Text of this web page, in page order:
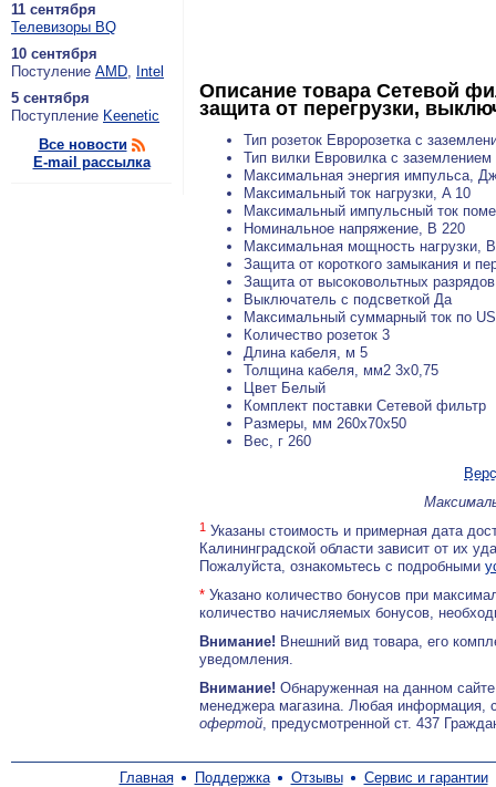
11 сентября
Теле­ви­зо­ры BQ
10 сентября
По­сту­ле­ние AMD, Intel
5 сентября
По­ступ­ле­ние Keenetic
Все новости
E-mail рассылка
Описание товара Сетевой
защита от перегрузки,
Тип розеток Евророзетка с
Тип вилки Евровилка с заземлением
Максимальная энергия импульса,
Максимальный ток нагрузки, A 10
Максимальный импульсный ток
Номинальное напряжение, В 220
Максимальная мощность нагрузки,
Защита от короткого замыкания и
Защита от высоковольтных
Выключатель с подсветкой Да
Максимальный суммарный ток по
Количество розеток 3
Длина кабеля, м 5
Толщина кабеля, мм2 3x0,75
Цвет Белый
Комплект поставки Сетевой фильтр
Размеры, мм 260x70x50
Вес, г 260
1 Указаны стоимость и примерная дата
Калининградской области зависит от их
Пожалуйста, ознакомьтесь с подробными
* Указано количество бонусов при
количество начисляемых бонусов,
Внимание! Внешний вид товара, его
уведомления.
Внимание! Обнаруженная на данном
менеджера магазина. Любая информация,
офертой, предусмотренной ст. 437
Главная Поддержка Отзывы Сервис и гарантии